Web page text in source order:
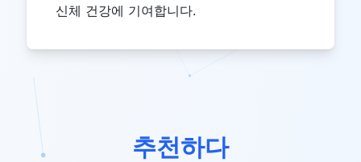
신체 건강에 기여합니다.
추천하다